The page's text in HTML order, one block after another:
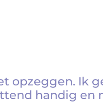
opzeggen. Ik
handig en